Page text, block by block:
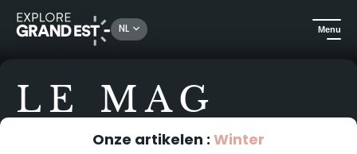
NL Menu
LE MAG
Onze artikelen :Winter